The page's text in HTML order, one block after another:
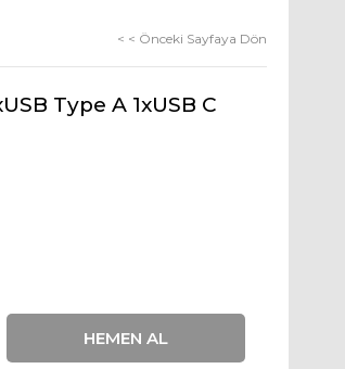
< < Önceki Sayfaya Dön
Type A 1xUSB C